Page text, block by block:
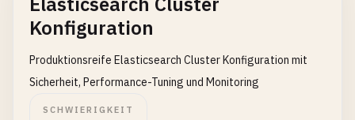
Konfiguration
Produktionsreife Elasticsearch Cluster Konfiguration mit
Sicherheit, Performance-Tuning und Monitoring
SCHWIERIGKEIT